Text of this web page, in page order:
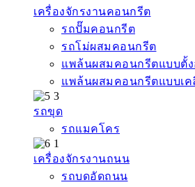
เครื่องจักรงานคอนกรีต
รถปั๊มคอนกรีต
รถโม่ผสมคอนกรีต
แพล้นผสมคอนกรีตแบบตั้
แพล้นผสมคอนกรีตแบบเ
รถขุด
รถแมคโคร
เครื่องจักรงานถนน
รถบดอัดถนน